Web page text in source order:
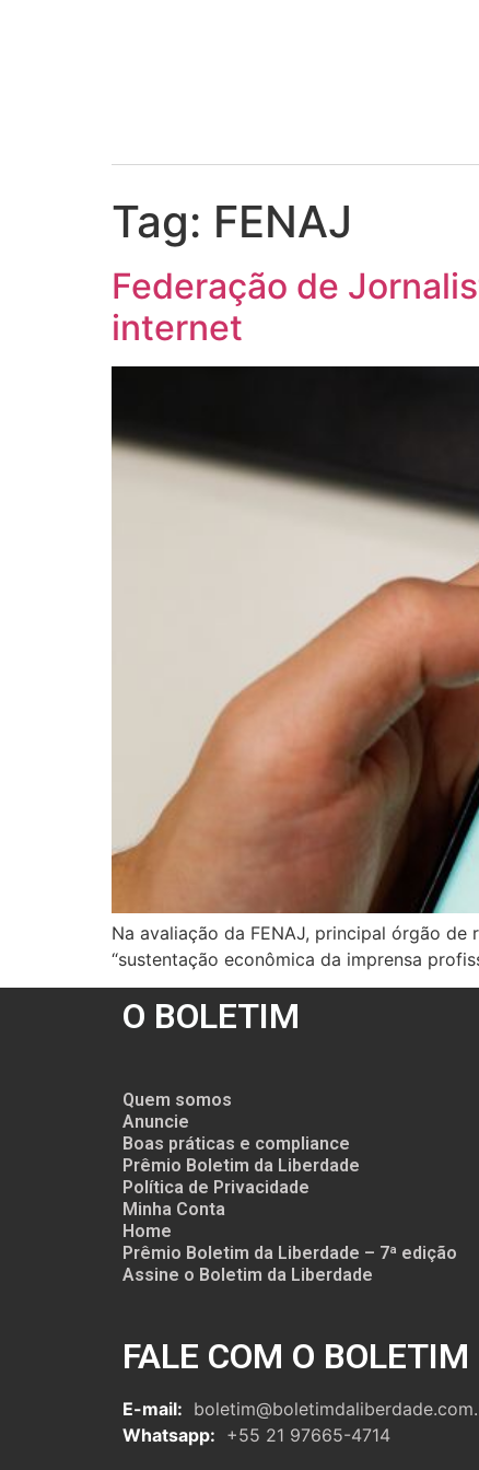
Tag: FENAJ
Federação de
internet
Na avaliação da FENAJ, principal órgão
“sustentação econômica da imprensa
O BOLETIM
Quem somos
Anuncie
Boas práticas e compliance
Prêmio Boletim da Liberdade
Política de Privacidade
Minha Conta
Home
Prêmio Boletim da Liberdade – 7ª edição
Assine o Boletim da Liberdade
FALE COM O BOLETIM
E-mail:
Whatsapp: +55 21 97665-4714